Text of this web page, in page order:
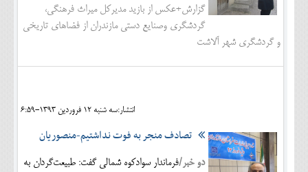
گزارش+عکس از بازید مدیرکل میراث فرهنگی،
گردشگری وصنایع دستی مازندران از فضاهای تاریخی
و گردشگری شهر آلاشت
انتشار:سه شنبه 12 فروردين 1393-6:59
تصادف منجر به فوت نداشتیم-منصوریان
دو خبر/فرماندار سوادکوه شمالی گفت: طبیعت‌گردان به